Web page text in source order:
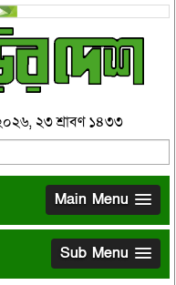
২৩ শ্রাবণ ১৪৩৩
Main Menu
Sub Menu